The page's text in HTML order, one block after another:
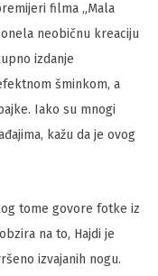
filma „Mala
neobičnu kreaciju
izdanje
šminkom, a
Iako su mnogi
kažu da je ovog
tome govore fotke iz
na to, Hajdi je
izvajanih nogu.